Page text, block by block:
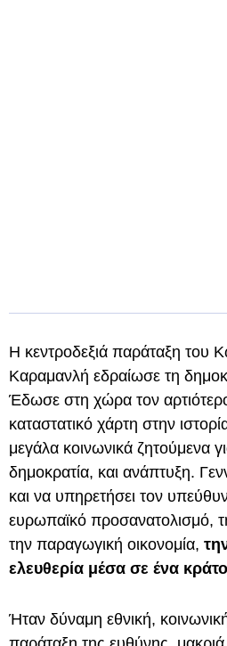
Η κεντροδεξιά παράταξη του
Καραμανλή εδραίωσε τη
Έδωσε στη χώρα τον
καταστατικό χάρτη στην
μεγάλα κοινωνικά ζητούμενα
δημοκρατία, και ανάπτυξη.
και να υπηρετήσει τον
ευρωπαϊκό προσανατολισμό,
την παραγωγική οικονομία,
ελευθερία μέσα σε ένα
Ήταν δύναμη εθνική,